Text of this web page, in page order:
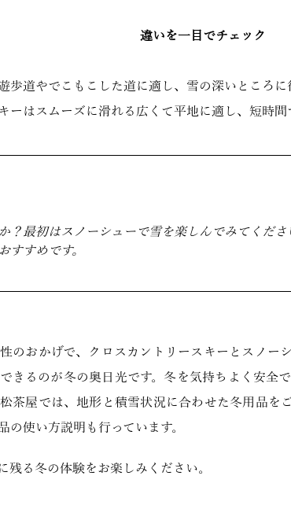
違いを一目でチェック
歩道やでこもこした道に適し、雪の深いところに
ーはスムーズに滑れる広くて平地に適し、短時間
？最初はスノーシューで雪を楽しんでみてくだ
すすめです。
のおかげで、クロスカントリースキーとスノー
きるのが冬の奥日光です。冬を気持ちよく安全
茶屋では、地形と積雪状況に合わせた冬用品を
の使い方説明も行っています。
残る冬の体験をお楽しみください。